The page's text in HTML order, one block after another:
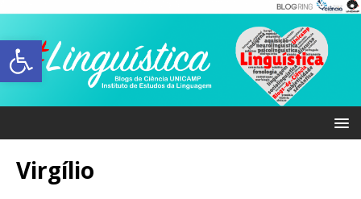
Abrir a barra de ferramentas
Virgílio